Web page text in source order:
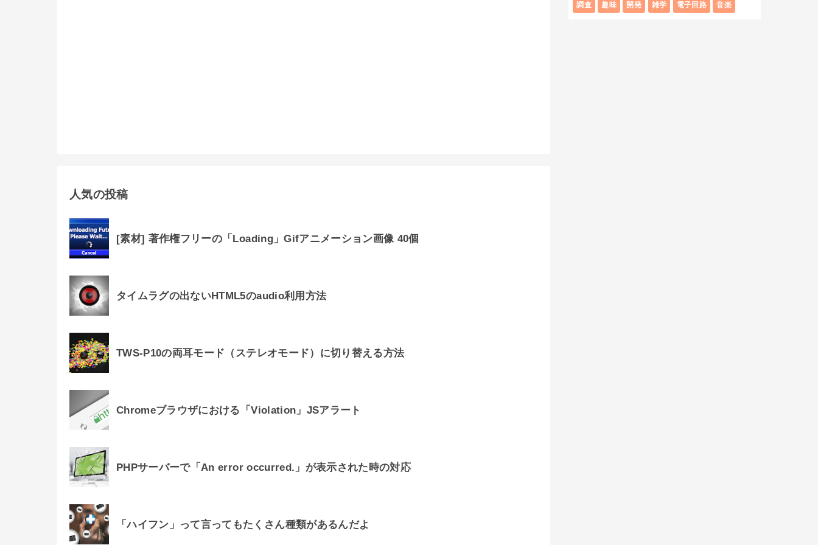
人気の投稿
[素材] 著作権フリーの「Loading」Gifアニメーション画像 40個
タイムラグの出ないHTML5のaudio利用方法
TWS-P10の両耳モード（ステレオモード）に切り替える方法
Chromeブラウザにおける「Violation」JSアラート
PHPサーバーで「An error occurred.」が表示された時の対応
「ハイフン」って言ってもたくさん種類があるんだよ
調査 趣味 開発 雑学 電子回路 音楽